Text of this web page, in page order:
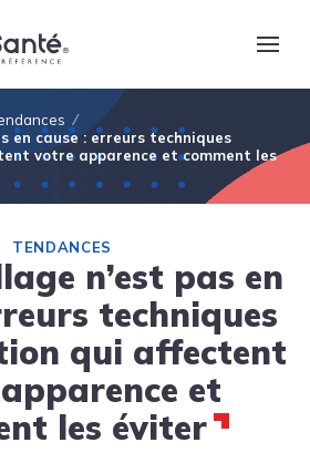
en cause : erreurs techniques
votre apparence et comment les
TENDANCES
n’est pas en
techniques
qui affectent
et
les éviter